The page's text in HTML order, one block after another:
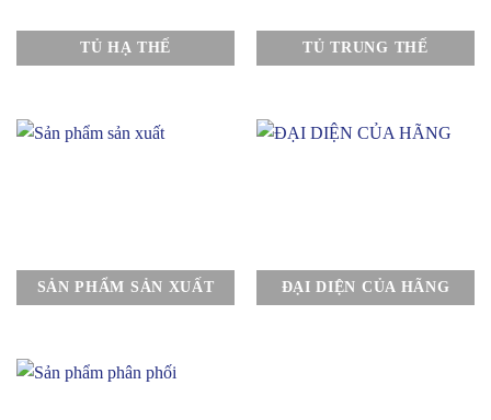
TỦ HẠ THẾ TỦ TRUNG THẾ
SẢN PHẨM SẢN XUẤT ĐẠI DIỆN CỦA HÃNG